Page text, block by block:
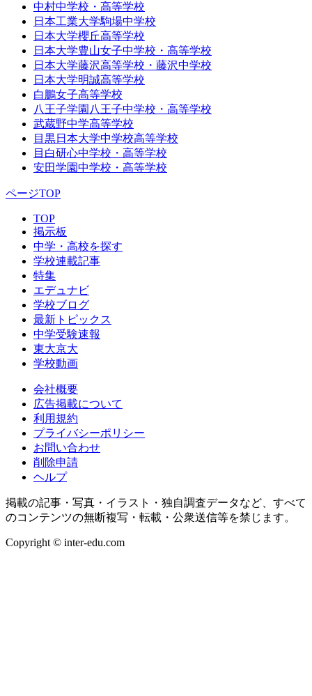
中村中学校・高等学校
日本工業大学駒場中学校
日本大学櫻丘高等学校
日本大学豊山女子中学校・高等学校
日本大学藤沢高等学校・藤沢中学校
日本大学明誠高等学校
白鵬女子高等学校
八王子学園八王子中学校・高等学校
武蔵野中学高等学校
目黒日本大学中学校高等学校
目白研心中学校・高等学校
安田学園中学校・高等学校
ページTOP
TOP
掲示板
中学・高校を探す
学校連載記事
特集
エデュナビ
学校ブログ
最新トピックス
中学受験速報
東大京大
学校動画
会社概要
広告掲載について
利用規約
プライバシーポリシー
お問い合わせ
削除申請
ヘルプ
掲載の記事・写真・イラスト・独自調査データなど、すべて
のコンテンツの無断複写・転載・公衆送信等を禁じます。
Copyright © inter-edu.com